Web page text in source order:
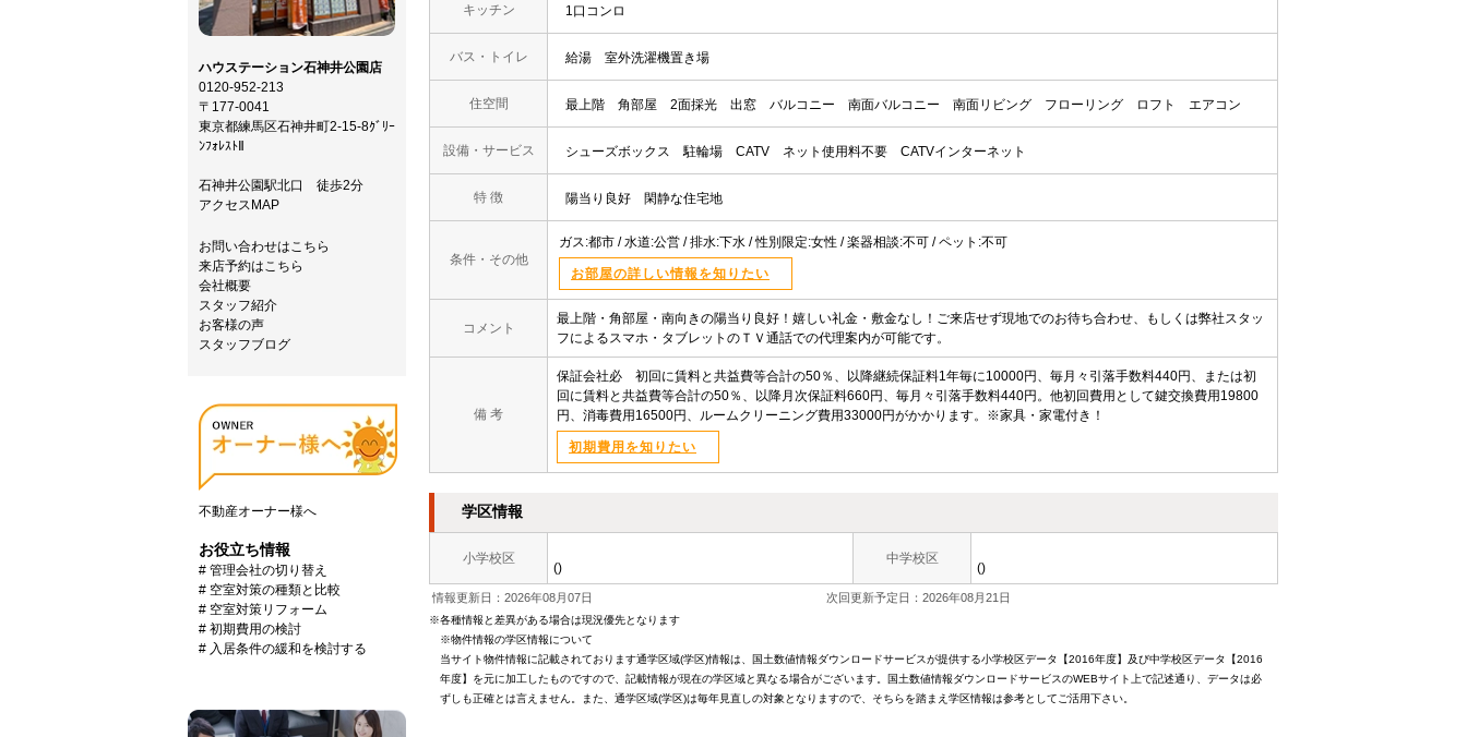
キッチン 1口コンロ
バス・トイレ 給湯 室外洗濯機置き場
住空間 最上階 角部屋 2面採光 出窓 バルコニー 南面バルコニー 南面リビング フローリング ロフト エアコン
設備・サービス シューズボックス 駐輪場 CATV ネット使用料不要 CATVインターネット
特 徴 陽当り良好 閑静な住宅地
条件・その他
ガス:都市 / 水道:公営 / 排水:下水 / 性別限定:女性 / 楽器相談:不可 / ペット:不可
お部屋の詳しい情報を知りたい
コメント
最上階・角部屋・南向きの陽当り良好！嬉しい礼金・敷金なし！ご来店せず現地でのお待ち合わせ、もしくは弊社スタッ
フによるスマホ・タブレットのＴＶ通話での代理案内が可能です。
備 考
保証会社必 初回に賃料と共益費等合計の50％、以降継続保証料1年毎に10000円、毎月々引落手数料440円、または初
回に賃料と共益費等合計の50％、以降月次保証料660円、毎月々引落手数料440円。他初回費用として鍵交換費用19800
円、消毒費用16500円、ルームクリーニング費用33000円がかかります。※家具・家電付き！
初期費用を知りたい
学区情報
小学校区
()
中学校区
()
情報更新日：2026年08月07日 次回更新予定日：2026年08月21日
※各種情報と差異がある場合は現況優先となります
※物件情報の学区情報について
当サイト物件情報に記載されております通学区域(学区)情報は、国土数値情報ダウンロードサービスが提供する小学校区データ【2016年度】及び中学校区データ【2016
年度】を元に加工したものですので、記載情報が現在の学区域と異なる場合がございます。国土数値情報ダウンロードサービスのWEBサイト上で記述通り、データは必
ずしも正確とは言えません。また、通学区域(学区)は毎年見直しの対象となりますので、そちらを踏まえ学区情報は参考としてご活用下さい。
ハウステーション石神井公園店
0120-952-213
〒177-0041
東京都練馬区石神井町2-15-8ｸﾞﾘｰ
ﾝﾌｫﾚｽﾄⅡ
石神井公園駅北口 徒歩2分
アクセスMAP
お問い合わせはこちら
来店予約はこちら
会社概要
スタッフ紹介
お客様の声
スタッフブログ
不動産オーナー様へ
お役立ち情報
# 管理会社の切り替え
# 空室対策の種類と比較
# 空室対策リフォーム
# 初期費用の検討
# 入居条件の緩和を検討する